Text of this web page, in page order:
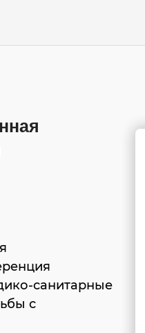
санитарные
с